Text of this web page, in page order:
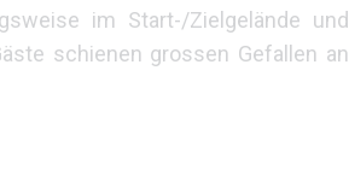
im Start-/Zielgelände und
schienen grossen Gefallen an